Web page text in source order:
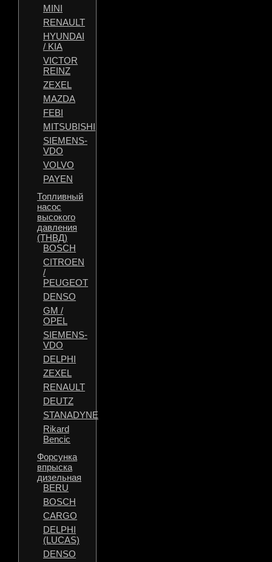
MINI
RENAULT
HYUNDAI
/ KIA
VICTOR
REINZ
ZEXEL
MAZDA
FEBI
MITSUBISHI
SIEMENS-
VDO
VOLVO
PAYEN
Топливный
насос
высокого
давления
(ТНВД)
BOSCH
CITROEN
/
PEUGEOT
DENSO
GM /
OPEL
SIEMENS-
VDO
DELPHI
ZEXEL
RENAULT
DEUTZ
STANADYNE
Rikard
Bencic
Форсунка
впрыска
дизельная
BERU
BOSCH
CARGO
DELPHI
(LUCAS)
DENSO